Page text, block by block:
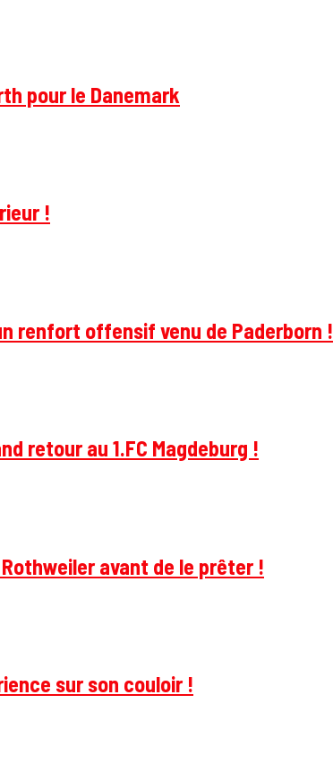
pour le Danemark
!
renfort offensif venu de Paderborn !
retour au 1.FC Magdeburg !
Rothweiler avant de le prêter !
sur son couloir !